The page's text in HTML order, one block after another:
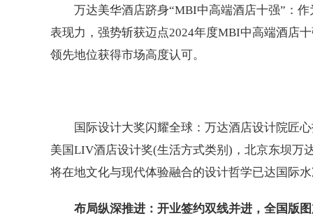
万达美华酒店跻身“MBI中高端酒店十强”：
表现力，强势斩获迈点2024年度MBI中高端酒店
领先地位获得市场高度认可。
国际设计大奖闪耀全球：万达酒店设计院匠
美国LIV酒店设计奖(生活方式类别)，北京东坝万
将在地文化与现代体验融合的设计哲学已达国际
布局纵深推进：开业签约双线并进，全国版